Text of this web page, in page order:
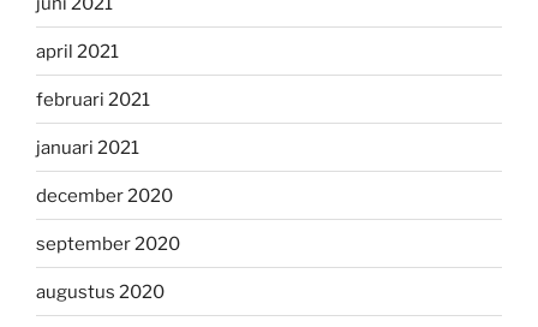
april 2021
februari 2021
januari 2021
december 2020
september 2020
augustus 2020